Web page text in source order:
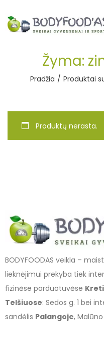
Žyma:
Pradžia / Produktai
Produktų nerasta.
BODYFOODAS veikla –
lieknėjimui prekyba tiek
fizinėse parduotuvėse
Telšiuose: Sedos g. 1 bei
sandėlis Palangoje,